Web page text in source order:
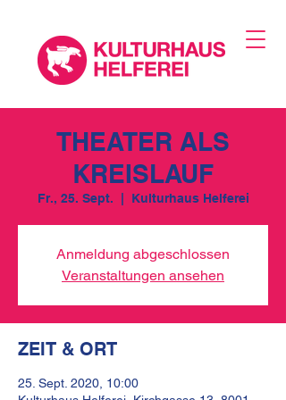
THEATER ALS
KREISLAUF
Fr., 25. Sept. Kulturhaus Helferei
Anmeldung abgeschlossen
Veranstaltungen ansehen
ZEIT & ORT
25. Sept. 2020, 10:00